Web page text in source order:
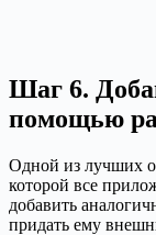
Шаг 6.
помощью
Одной из лучших
которой все
добавить
придать ему